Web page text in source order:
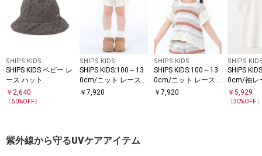
SHIPS KIDS
SHIPS KIDS:ベビー レ
ース ハット
￥ 2,640
〔50%OFF〕
SHIPS KIDS
SHIPS KIDS:100～13
0cm/ニット レース
ショートパンツ
￥7,920
SHIPS KIDS
SHIPS KIDS:100～13
0cm/ニット レース
トップス
￥ 7,920
SHIPS
SHIPS
0cm/袖レ
イン Tシ
￥5,929
〔30%OFF〕
紫外線から守るUVケアアイテム